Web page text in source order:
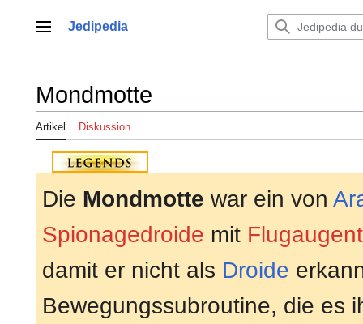
springenHauptmenü
Jedipedia
Mondmotte
Artikel Diskussion
Die Mondmotte war ein von
Spionagedroide mit
damit er nicht als Droide
Bewegungssubroutine, die es